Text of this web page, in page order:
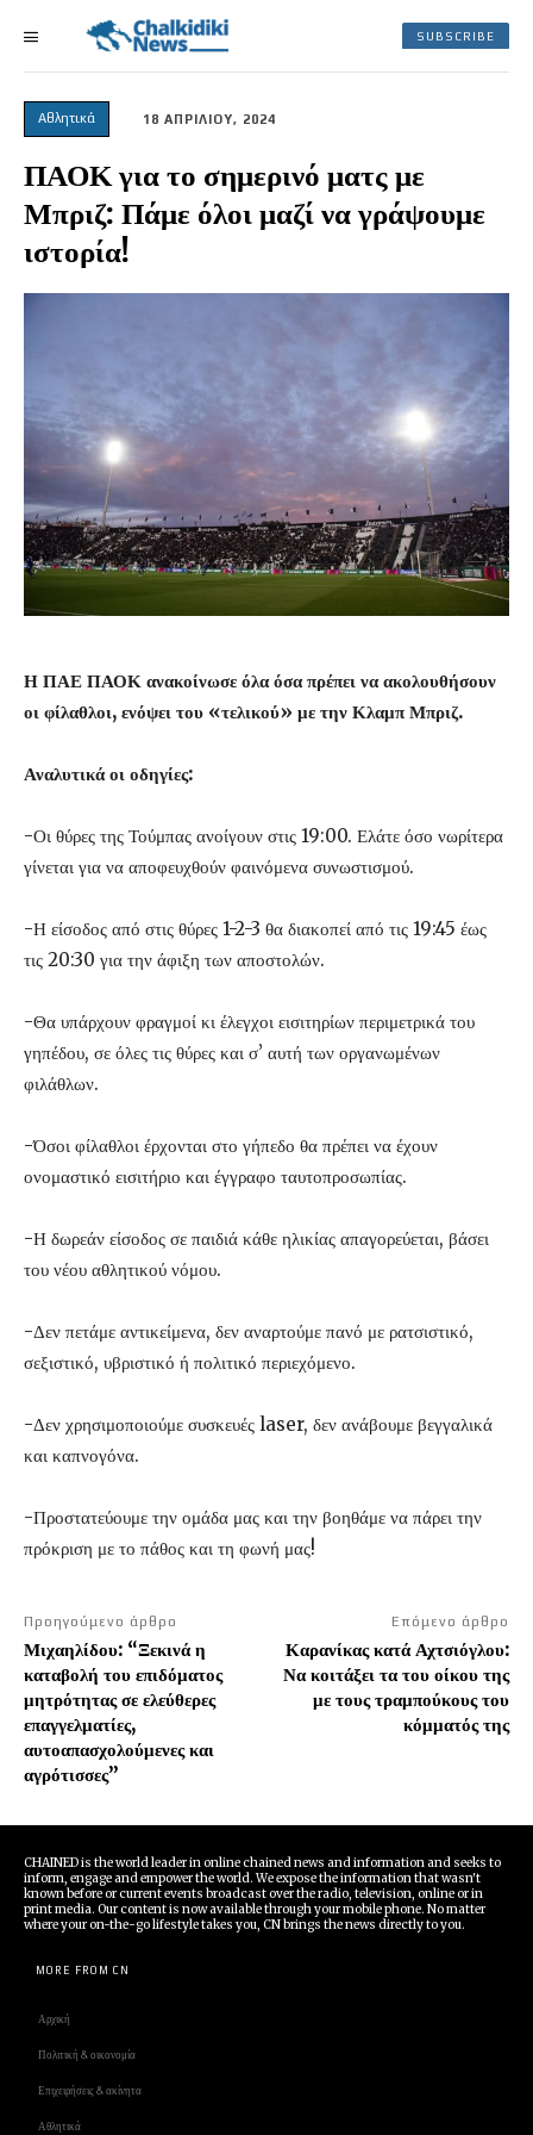
SUBSCRIBE
Αθλητικά 18 ΑΠΡΙΛΙΟΥ, 2024
ΠΑΟΚ για το σημερινό ματς με
Μπριζ: Πάμε όλοι μαζί να γράψουμε
ιστορία!
Η ΠΑΕ ΠΑΟΚ ανακοίνωσε όλα όσα πρέπει να ακολουθήσουν
οι φίλαθλοι, ενόψει του «τελικού» με την Κλαμπ Μπριζ.
Αναλυτικά οι οδηγίες:
-Οι θύρες της Τούμπας ανοίγουν στις 19:00. Ελάτε όσο νωρίτερα
γίνεται για να αποφευχθούν φαινόμενα συνωστισμού.
-Η είσοδος από στις θύρες 1-2-3 θα διακοπεί από τις 19:45 έως
τις 20:30 για την άφιξη των αποστολών.
-Θα υπάρχουν φραγμοί κι έλεγχοι εισιτηρίων περιμετρικά του
γηπέδου, σε όλες τις θύρες και σ’ αυτή των οργανωμένων
φιλάθλων.
-Όσοι φίλαθλοι έρχονται στο γήπεδο θα πρέπει να έχουν
ονομαστικό εισιτήριο και έγγραφο ταυτοπροσωπίας.
-Η δωρεάν είσοδος σε παιδιά κάθε ηλικίας απαγορεύεται, βάσει
του νέου αθλητικού νόμου.
-Δεν πετάμε αντικείμενα, δεν αναρτούμε πανό με ρατσιστικό,
σεξιστικό, υβριστικό ή πολιτικό περιεχόμενο.
-Δεν χρησιμοποιούμε συσκευές laser, δεν ανάβουμε βεγγαλικά
και καπνογόνα.
-Προστατεύουμε την ομάδα μας και την βοηθάμε να πάρει την
πρόκριση με το πάθος και τη φωνή μας!
Προηγούμενο άρθρο
Μιχαηλίδου: “Ξεκινά η
καταβολή του επιδόματος
μητρότητας σε ελεύθερες
επαγγελματίες,
αυτοαπασχολούμενες και
αγρότισσες”
Επόμενο άρθρο
Καρανίκας κατά Αχτσιόγλου:
Να κοιτάξει τα του οίκου της
με τους τραμπούκους του
κόμματός της
CHAINED is the world leader in online chained news and information and seeks to
inform, engage and empower the world. We expose the information that wasn't
known before or current events broadcast over the radio, television, online or in
print media. Our content is now available through your mobile phone. No matter
where your on-the-go lifestyle takes you, CN brings the news directly to you.
MORE FROM CN
Αρχική
Πολιτική & οικονομία
Επιχειρήσεις & ακίνητα
Αθλητικά